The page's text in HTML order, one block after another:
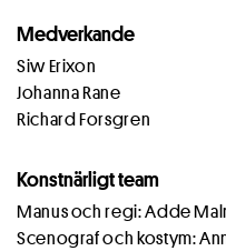
Medverkande
Siw Erixon
Johanna Rane
Richard Forsgren
Konstnärligt team
Manus och regi: Adde
Scenograf och kostym: